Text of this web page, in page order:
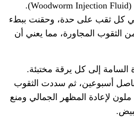
مخصص لحقن الخشب (Woodworm Injection Fluid).
كل ثقب على حدة، وحقنت ببطء
الثقوب المجاورة، مما يعني أن
إلى كل يرقة مختبئة.
أسبوعين، ثم سددت الثقوب
لإعادة المظهر الجمالي ومنع